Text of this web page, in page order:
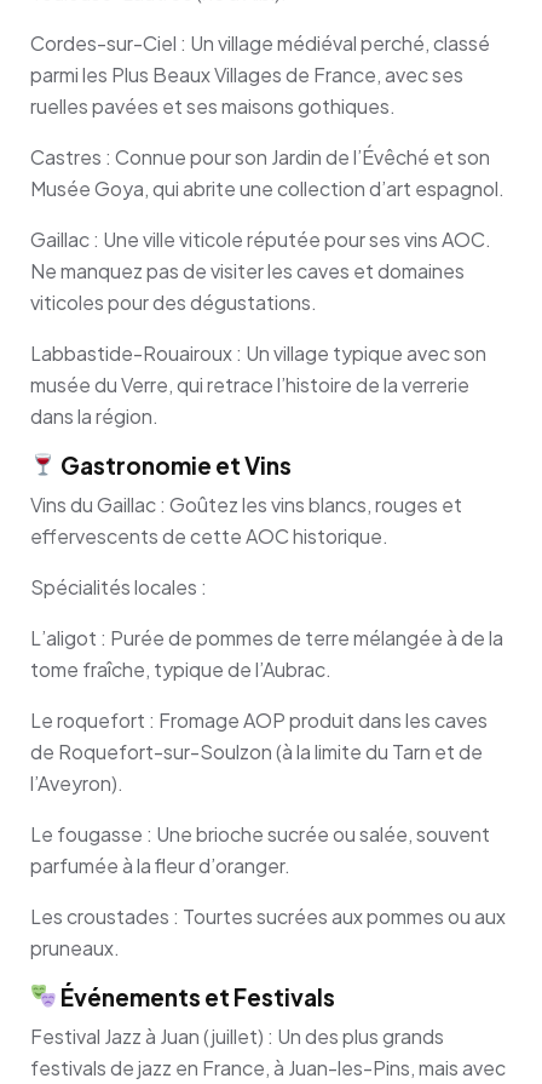
Cordes-sur-Ciel : Un village médiéval perché, classé
parmi les Plus Beaux Villages de France, avec ses
ruelles pavées et ses maisons gothiques.
Castres : Connue pour son Jardin de l’Évêché et son
Musée Goya, qui abrite une collection d’art espagnol.
Gaillac : Une ville viticole réputée pour ses vins AOC.
Ne manquez pas de visiter les caves et domaines
viticoles pour des dégustations.
Labbastide-Rouairoux : Un village typique avec son
musée du Verre, qui retrace l’histoire de la verrerie
dans la région.
Gastronomie et Vins
Vins du Gaillac : Goûtez les vins blancs, rouges et
effervescents de cette AOC historique.
Spécialités locales :
L’aligot : Purée de pommes de terre mélangée à de la
tome fraîche, typique de l’Aubrac.
Le roquefort : Fromage AOP produit dans les caves
de Roquefort-sur-Soulzon (à la limite du Tarn et de
l’Aveyron).
Le fougasse : Une brioche sucrée ou salée, souvent
parfumée à la fleur d’oranger.
Les croustades : Tourtes sucrées aux pommes ou aux
pruneaux.
Événements et Festivals
Festival Jazz à Juan (juillet) : Un des plus grands
festivals de jazz en France, à Juan-les-Pins, mais avec